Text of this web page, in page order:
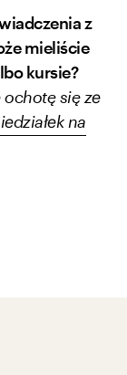
z
mieliście
kursie?
ochotę się ze
na